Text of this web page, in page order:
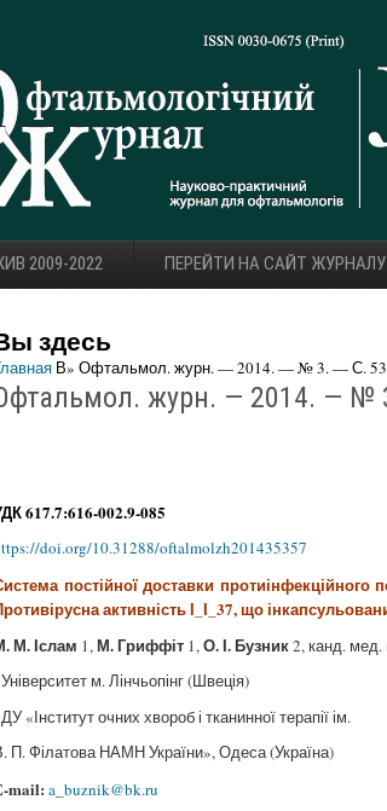
2009-2022 ПЕРЕЙТИ НА САЙТ ЖУРНАЛУ
здесь
В» Офтальмол. журн. — 2014. — № 3. — С.
журн. — 2014. — №
617.7:616-002.9-085
doi.org/10.31288/oftalmolzh201435357
постійної доставки
активність І_І_37, що
М. Іслам 1,М. Гриффіт 1,О. І. Бузник2, канд. мед.
м. Лінчьопінг (Швеція)
«Інститут очних хвороб і тканинної терапії ім.
П. Філатова НАМН України», Одеса (Україна)
mail: a_buznik@bk.ru